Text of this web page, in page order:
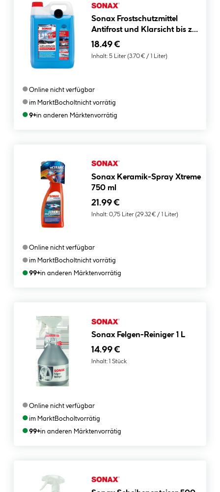
Sonax Frostschutzmittel
Antifrost und Klarsicht bis zu
-20 Grad 5 L
18.49 €
Inhalt: 5 Liter (3.70 € / 1 Liter)
●Online nicht verfügbar
●im MarktBocholtnicht vorrätig
●9+in anderen Märktenvorrätig
Sonax Keramik-Spray Xtreme
750 ml
21.99 €
Inhalt: 0,75 Liter (29.32 € / 1 Liter)
●Online nicht verfügbar
●im MarktBocholtnicht vorrätig
●99+in anderen Märktenvorrätig
Sonax Felgen-Reiniger 1 L
14.99 €
Inhalt: 1 Stück
●Online nicht verfügbar
●im MarktBocholtvorrätig
●99+in anderen Märktenvorrätig